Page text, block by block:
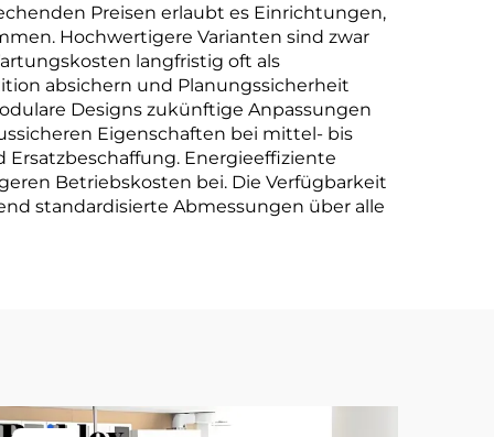
Preisen erlaubt es Einrichtungen,
Hochwertigere Varianten sind zwar
langfristig oft als
absichern und Planungssicherheit
Designs zukünftige Anpassungen
Eigenschaften bei mittel- bis
Energieeffiziente
Betriebskosten bei. Die Verfügbarkeit
standardisierte Abmessungen über alle